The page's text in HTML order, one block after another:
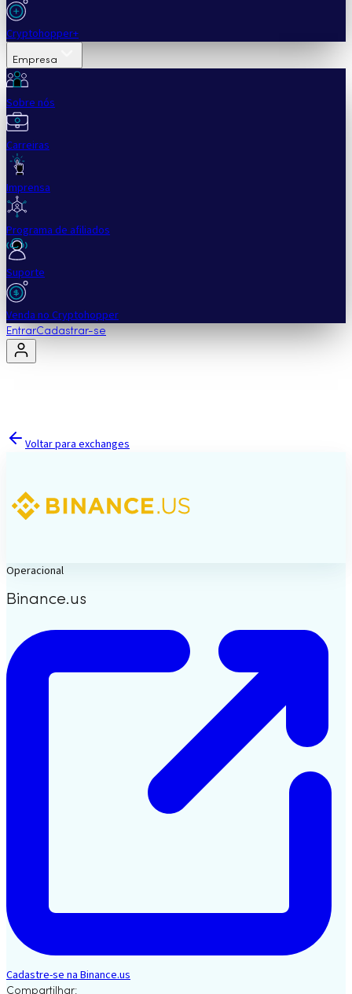
Cryptohopper+
Empresa
Sobre nós
Carreiras
Imprensa
Programa de afiliados
Suporte
Venda no Cryptohopper
EntrarCadastrar-se
Voltar para exchanges
Operacional
Binance.us
Cadastre-se na Binance.us
Compartilhar: